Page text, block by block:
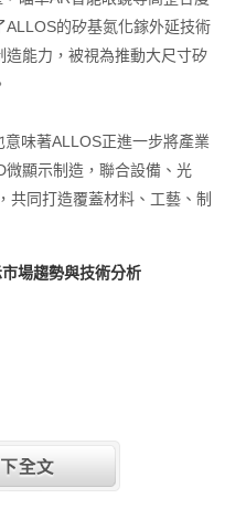
的矽基氮化鎵外延技術
能力，被視為推動大尺寸矽
味著ALLOS正進一步將產業
顯示制造，聯合設備、光
共同打造覆蓋材料、工藝、制
場趨勢與技術分析